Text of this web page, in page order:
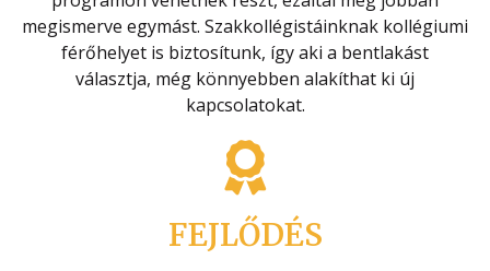
megismerve egymást. Szakkollégistáinknak kollégiumi
férőhelyet is biztosítunk, így aki a bentlakást
választja, még könnyebben alakíthat ki új
kapcsolatokat.
FEJLŐDÉS